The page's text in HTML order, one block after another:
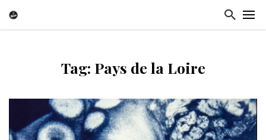
Tag: Pays de la Loire